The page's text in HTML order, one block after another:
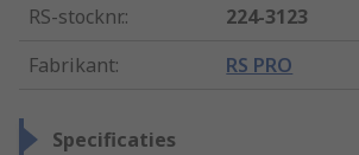
RS-stocknr.:
224-3123
Fabrikant: RS PRO
Specificaties